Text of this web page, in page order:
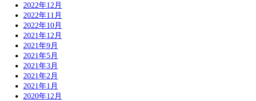
2022年12月
2022年11月
2022年10月
2021年12月
2021年9月
2021年5月
2021年3月
2021年2月
2021年1月
2020年12月